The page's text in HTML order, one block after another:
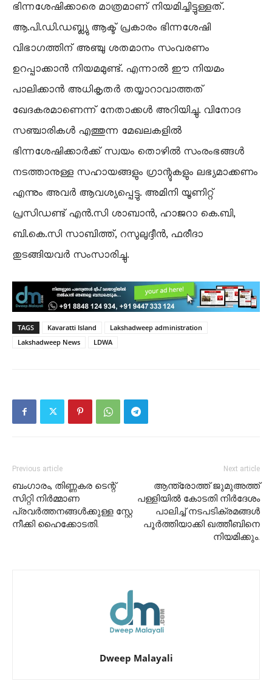
ഭിന്നശേഷിക്കാരെ മാത്രമാണ് നിയമിച്ചിട്ടുള്ളത്.
ആ.പി.ഡി.ഡബ്ല്യു ആക്ട് പ്രകാരം ഭിന്നശേഷി
വിഭാഗത്തിന് അഞ്ചു ശതമാനം സംവരണം
ഉറപ്പാക്കാൻ നിയമമുണ്ട്. എന്നാൽ ഈ നിയമം
പാലിക്കാൻ അധികൃതർ തയ്യാറാവാത്തത്
ഖേദകരമാണെന്ന് നേതാക്കൾ അറിയിച്ചു. വിനോദ
സഞ്ചാരികൾ എത്തുന്ന മേഖലകളിൽ
ഭിന്നശേഷിക്കാർക്ക് സ്വയം തൊഴിൽ സംരംഭങ്ങൾ
നടത്താനുള്ള സഹായങ്ങളും ഗ്രാന്റുകളും ലഭ്യമാക്കണം
എന്നും അവർ ആവശ്യപ്പെട്ടു. അമിനി യൂണിറ്റ്
പ്രസിഡണ്ട് എൻ.സി ശാബാൻ, ഹാജറാ കെ.ബി,
ബി.കെ.സി സാബിത്ത്, റസുലുദ്ദീൻ, ഫരീദാ
തുടങ്ങിയവർ സംസാരിച്ചു.
TAGS Kavaratti Island
Lakshadweep administration
Lakshadweep News
LDWA
Previous article
ബംഗാരം, തിണ്ണകര ടെന്റ്
സിറ്റി നിർമ്മാണ
പ്രവർത്തനങ്ങൾക്കുള്ള സ്റ്റേ
നീക്കി ഹൈക്കോടതി.
Next article
ആന്ത്രോത്ത് ജുമുഅത്ത്
പള്ളിയിൽ കോടതി നിർദേശം
പാലിച്ച് നടപടിക്രമങ്ങൾ
പൂർത്തിയാക്കി ഖത്തീബിനെ
നിയമിക്കും.
Dweep Malayali